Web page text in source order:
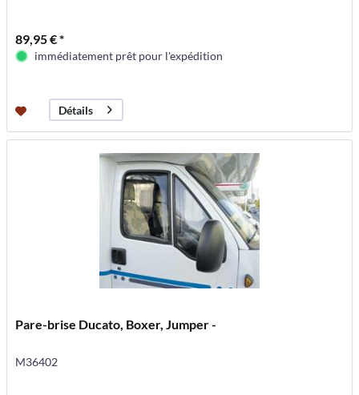
89,95 € *
immédiatement prêt pour l'expédition
Détails
Pare-brise Ducato, Boxer, Jumper -
M36402